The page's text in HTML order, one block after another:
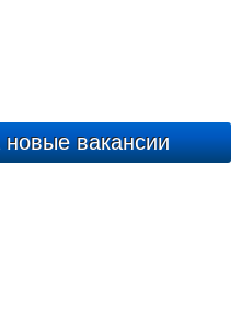
новые вакансии